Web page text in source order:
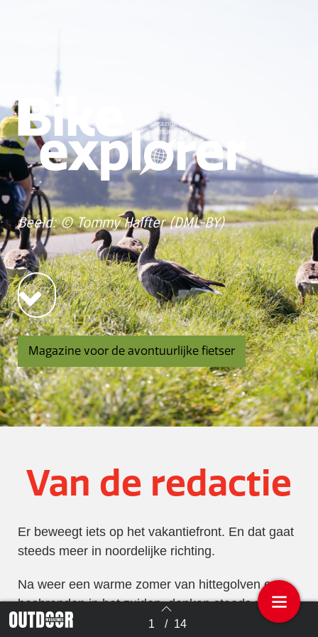
Terug naar overzicht 1 / 14
Beeld: © Tommy Halfter (DML-BY)
Magazine voor de avontuurlijke fietser
Van de redactie
Er beweegt iets op het vakantiefront. En dat gaat
steeds meer in noordelijke richting.
Na weer een warme zomer van hittegolven en
bosbranden in het zuiden, denken steeds meer
mensen voor hun jaarlijkse vakantie aan andere